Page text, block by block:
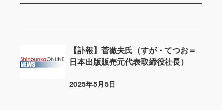
【訃報】菅徹夫氏（すが・てつお＝
日本出版販売元代表取締役社長）
投稿日
2025年5月5日